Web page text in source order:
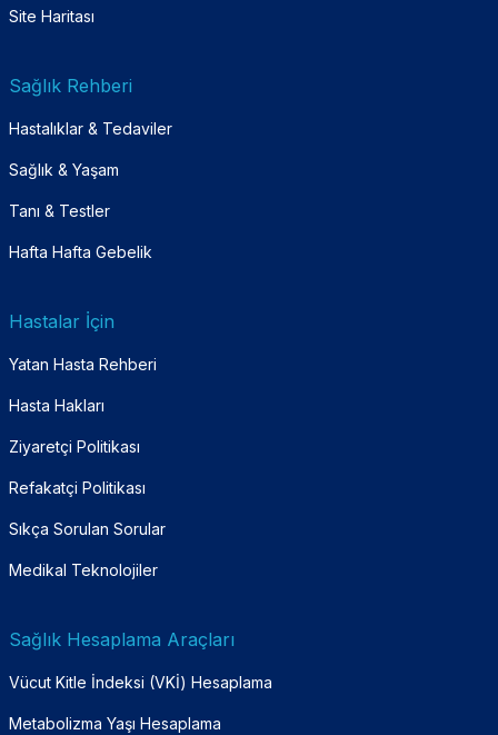
Site Haritası
Sağlık Rehberi
Hastalıklar & Tedaviler
Sağlık & Yaşam
Tanı & Testler
Hafta Hafta Gebelik
Hastalar İçin
Yatan Hasta Rehberi
Hasta Hakları
Ziyaretçi Politikası
Refakatçi Politikası
Sıkça Sorulan Sorular
Medikal Teknolojiler
Sağlık Hesaplama Araçları
Vücut Kitle İndeksi (VKİ) Hesaplama
Metabolizma Yaşı Hesaplama